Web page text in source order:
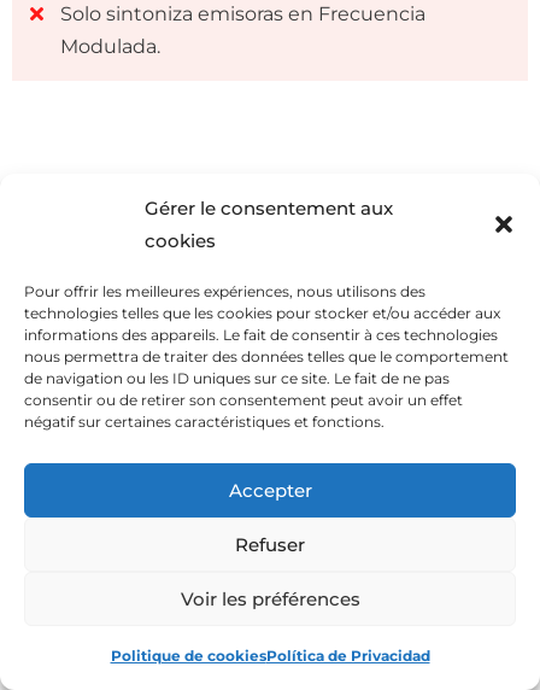
Gérer le consentement aux
cookies
Pour offrir les meilleures expériences, nous utilisons des
technologies telles que les cookies pour stocker et/ou accéder aux
informations des appareils. Le fait de consentir à ces technologies
nous permettra de traiter des données telles que le comportement
de navigation ou les ID uniques sur ce site. Le fait de ne pas
consentir ou de retirer son consentement peut avoir un effet
négatif sur certaines caractéristiques et fonctions.
Accepter
Refuser
Voir les préférences
Politique de cookiesPolítica de Privacidad
Solo sintoniza emisoras en Frecuencia
Modulada.
Haz clic para aceptar cookies de marketing
y permitir este contenido
Avantree Soundbyte 860s Radio